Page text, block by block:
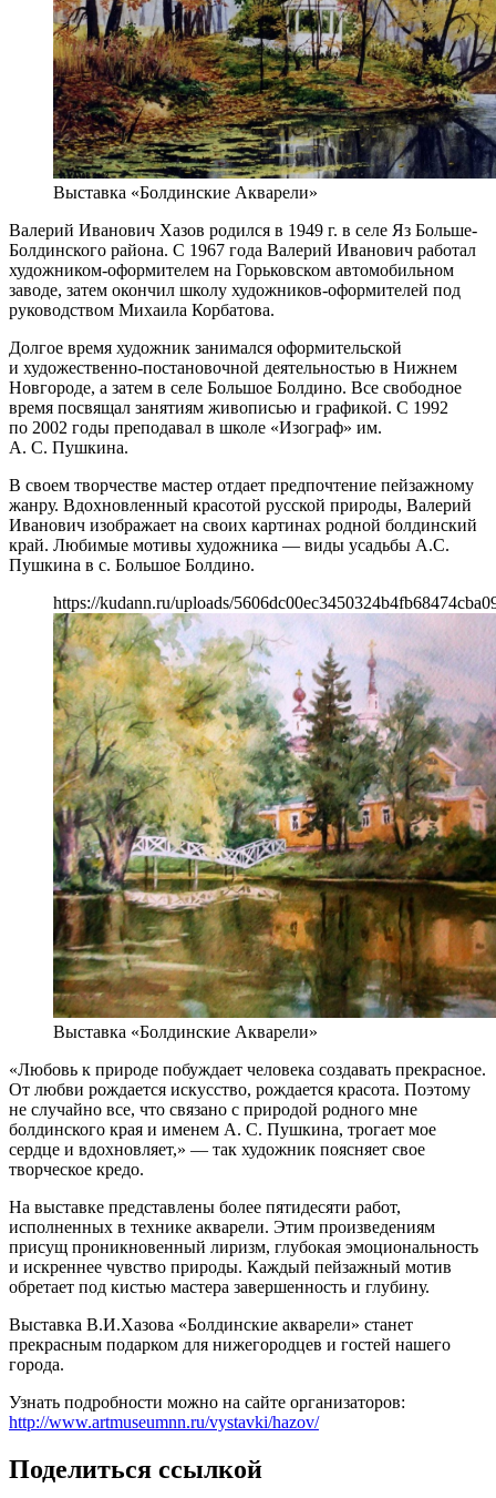
Выставка «Болдинские Акварели»
Валерий Иванович Хазов родился в 1949 г. в селе Яз Больше-
Болдинского района. С 1967 года Валерий Иванович работал
художником-оформителем на Горьковском автомобильном
заводе, затем окончил школу художников-оформителей под
руководством Михаила Корбатова.
Долгое время художник занимался оформительской
и художественно-постановочной деятельностью в Нижнем
Новгороде, а затем в селе Большое Болдино. Все свободное
время посвящал занятиям живописью и графикой. С 1992
по 2002 годы преподавал в школе «Изограф» им.
А. С. Пушкина.
В своем творчестве мастер отдает предпочтение пейзажному
жанру. Вдохновленный красотой русской природы, Валерий
Иванович изображает на своих картинах родной болдинский
край. Любимые мотивы художника — виды усадьбы А.С.
Пушкина в с. Большое Болдино.
https://kudann.ru/uploads/
Выставка «Болдинские Акварели»
«Любовь к природе побуждает человека создавать прекрасное.
От любви рождается искусство, рождается красота. Поэтому
не случайно все, что связано с природой родного мне
болдинского края и именем А. С. Пушкина, трогает мое
сердце и вдохновляет,» — так художник поясняет свое
творческое кредо.
На выставке представлены более пятидесяти работ,
исполненных в технике акварели. Этим произведениям
присущ проникновенный лиризм, глубокая эмоциональность
и искреннее чувство природы. Каждый пейзажный мотив
обретает под кистью мастера завершенность и глубину.
Выставка В.И.Хазова «Болдинские акварели» станет
прекрасным подарком для нижегородцев и гостей нашего
города.
Узнать подробности можно на сайте организаторов:
http://www.artmuseumnn.ru/vystavki/hazov/
Поделиться ссылкой